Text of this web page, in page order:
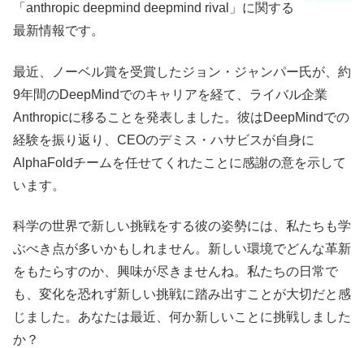
「anthropic deepmind deepmind rival」に関する
最新情報です。
最近、ノーベル賞を受賞したジョン・ジャンパー氏が、約
9年間のDeepMindでのキャリアを経て、ライバル企業
Anthropicに移ることを発表しました。彼はDeepMindでの
経験を振り返り、CEOのデミス・ハサビスが自身に
AlphaFoldチームを任せてくれたことに感謝の意を示して
います。
科学の世界で新しい挑戦をする彼の姿勢には、私たちも学
ぶべき点が多いかもしれません。新しい環境でどんな革新
をもたらすのか、興味が尽きませんね。私たちの日常で
も、変化を恐れず新しい挑戦に踏み出すことが大切だと感
じました。あなたは最近、何か新しいことに挑戦しました
か？